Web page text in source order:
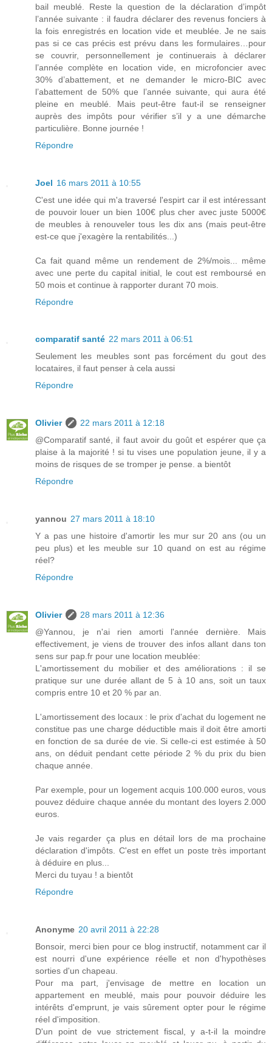
bail meublé. Reste la question de la déclaration d’impôt
l’année suivante : il faudra déclarer des revenus fonciers à
la fois enregistrés en location vide et meublée. Je ne sais
pas si ce cas précis est prévu dans les formulaires…pour
se couvrir, personnellement je continuerais à déclarer
l’année complète en location vide, en microfoncier avec
30% d’abattement, et ne demander le micro-BIC avec
l’abattement de 50% que l’année suivante, qui aura été
pleine en meublé. Mais peut-être faut-il se renseigner
auprès des impôts pour vérifier s’il y a une démarche
particulière. Bonne journée !
Répondre
Joel 16 mars 2011 à 10:55
C'est une idée qui m'a traversé l'espirt car il est intéressant
de pouvoir louer un bien 100€ plus cher avec juste 5000€
de meubles à renouveler tous les dix ans (mais peut-être
est-ce que j'exagère la rentabilités...)
Ca fait quand même un rendement de 2%/mois... même
avec une perte du capital initial, le cout est remboursé en
50 mois et continue à rapporter durant 70 mois.
Répondre
comparatif santé 22 mars 2011 à 06:51
Seulement les meubles sont pas forcément du gout des
locataires, il faut penser à cela aussi
Répondre
Olivier
22 mars 2011 à 12:18
@Comparatif santé, il faut avoir du goût et espérer que ça
plaise à la majorité ! si tu vises une population jeune, il y a
moins de risques de se tromper je pense. a bientôt
Répondre
yannou 27 mars 2011 à 18:10
Y a pas une histoire d'amortir les mur sur 20 ans (ou un
peu plus) et les meuble sur 10 quand on est au régime
réel?
Répondre
Olivier
28 mars 2011 à 12:36
@Yannou, je n'ai rien amorti l'année dernière. Mais
effectivement, je viens de trouver des infos allant dans ton
sens sur pap.fr pour une location meublée:
L'amortissement du mobilier et des améliorations : il se
pratique sur une durée allant de 5 à 10 ans, soit un taux
compris entre 10 et 20 % par an.
L'amortissement des locaux : le prix d'achat du logement ne
constitue pas une charge déductible mais il doit être amorti
en fonction de sa durée de vie. Si celle-ci est estimée à 50
ans, on déduit pendant cette période 2 % du prix du bien
chaque année.
Par exemple, pour un logement acquis 100.000 euros, vous
pouvez déduire chaque année du montant des loyers 2.000
euros.
Je vais regarder ça plus en détail lors de ma prochaine
déclaration d'impôts. C'est en effet un poste très important
à déduire en plus...
Merci du tuyau ! a bientôt
Répondre
Anonyme 20 avril 2011 à 22:28
Bonsoir, merci bien pour ce blog instructif, notamment car il
est nourri d'une expérience réelle et non d'hypothèses
sorties d'un chapeau.
Pour ma part, j'envisage de mettre en location un
appartement en meublé, mais pour pouvoir déduire les
intérêts d'emprunt, je vais sûrement opter pour le régime
réel d'imposition.
D'un point de vue strictement fiscal, y a-t-il la moindre